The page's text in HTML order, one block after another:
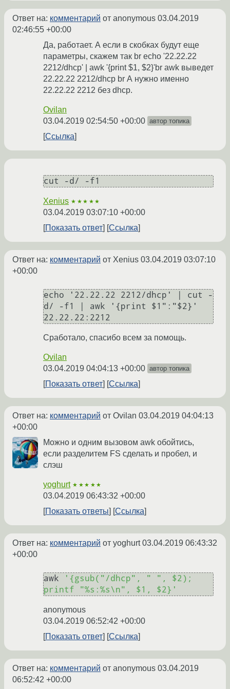
Ответ на: комментарий от anonymous 03.04.2019
02:46:55 +00:00
Да, работает. А если в скобках будут еще
параметры, скажем так br echo '22.22.22
2212/dhcp' | awk '{print $1, $2}'br awk выведет
22.22.22 2212/dhcp br А нужно именно
22.22.22 2212 без dhcp.
Ovilan
03.04.2019 02:54:50 +00:00 автор топика
Ссылка
cut -d/ -f1
Xenius ★★★★★
03.04.2019 03:07:10 +00:00
Показать ответ
Ссылка
Ответ на: комментарий от Xenius 03.04.2019 03:07:10
+00:00
echo '22.22.22 2212/dhcp' | cut -
d/ -f1 | awk '{print $1":"$2}'
Сработало, спасибо всем за помощь.
Ovilan
03.04.2019 04:04:13 +00:00 автор топика
Показать ответ Ссылка
Ответ на: комментарий от Ovilan 03.04.2019 04:04:13
+00:00
Можно и одним вызовом awk обойтись,
если разделитем FS сделать и пробел, и
слэш
yoghurt ★★★★★
03.04.2019 06:43:32 +00:00
Показать ответы
Ссылка
Ответ на: комментарий от yoghurt03.04.2019 06:43:32
+00:00
awk
'{gsub("/dhcp", " ", $2);
printf "%s:%s\n", $1, $2}'
anonymous
03.04.2019 06:52:42 +00:00
Показать ответ
Ссылка
Ответ на: комментарий от anonymous 03.04.2019
06:52:42 +00:00